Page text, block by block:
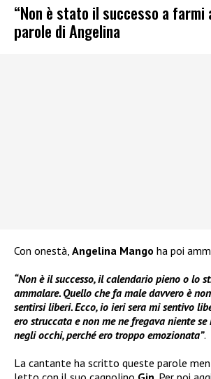
“Non è stato il successo a farmi
parole di Angelina
Con onestà, Angelina Mango ha poi
“Non è il successo, il calendario pieno o lo
ammalare. Quello che fa male davvero è
sentirsi liberi. Ecco, io ieri sera mi sentivo
ero struccata e non me ne fregava niente
negli occhi, perché ero troppo emozionata”.
La cantante ha scritto queste parole